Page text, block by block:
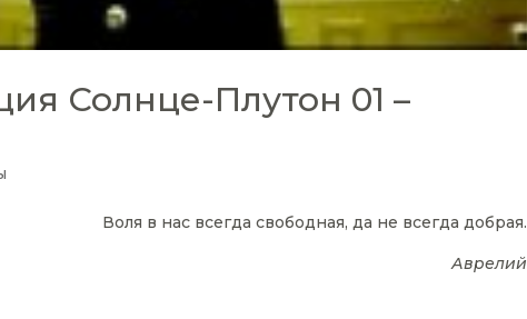
Солнце-Плутон 01 –
Воля в нас всегда свободная, да не всегда добрая.
Аврелий